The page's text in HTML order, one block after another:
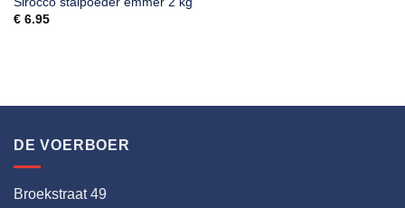
€6.95
DE VOERBOER
Broekstraat 49